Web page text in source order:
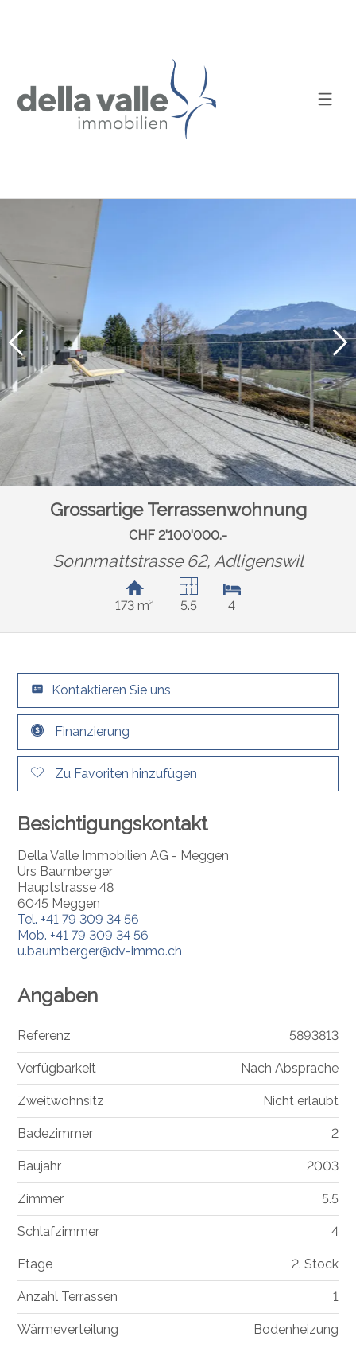
Grossartige Terrassenwohnung
CHF 2'100'000.-
Sonnmattstrasse 62, Adligenswil
173 m² 5.5 4
Kontaktieren Sie uns
Finanzierung
Zu Favoriten hinzufügen
Besichtigungskontakt
Della Valle Immobilien AG - Meggen
Urs Baumberger
Hauptstrasse 48
6045 Meggen
Tel. +41 79 309 34 56
Mob. +41 79 309 34 56
u.baumberger@dv-immo.ch
Angaben
Referenz 5893813
Verfügbarkeit Nach Absprache
Zweitwohnsitz Nicht erlaubt
Badezimmer 2
Baujahr 2003
Zimmer 5.5
Schlafzimmer 4
Etage 2. Stock
Anzahl Terrassen 1
Wärmeverteilung Bodenheizung